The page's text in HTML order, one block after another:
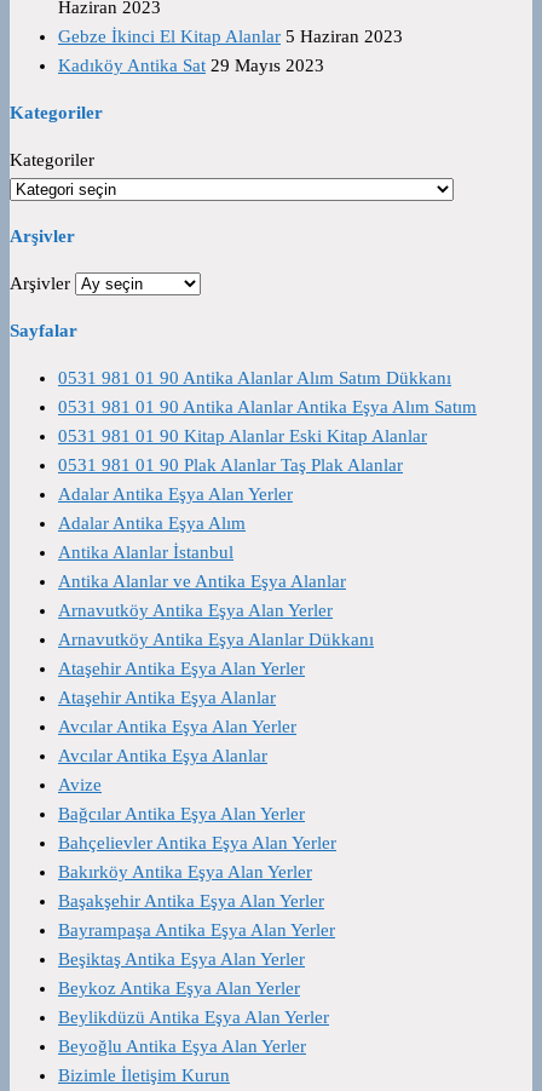
Haziran 2023
Gebze İkinci El Kitap Alanlar 5 Haziran 2023
Kadıköy Antika Sat 29 Mayıs 2023
Kategoriler
Kategoriler
Arşivler
Arşivler
Sayfalar
0531 981 01 90 Antika Alanlar Alım Satım Dükkanı
0531 981 01 90 Antika Alanlar Antika Eşya Alım Satım
0531 981 01 90 Kitap Alanlar Eski Kitap Alanlar
0531 981 01 90 Plak Alanlar Taş Plak Alanlar
Adalar Antika Eşya Alan Yerler
Adalar Antika Eşya Alım
Antika Alanlar İstanbul
Antika Alanlar ve Antika Eşya Alanlar
Arnavutköy Antika Eşya Alan Yerler
Arnavutköy Antika Eşya Alanlar Dükkanı
Ataşehir Antika Eşya Alan Yerler
Ataşehir Antika Eşya Alanlar
Avcılar Antika Eşya Alan Yerler
Avcılar Antika Eşya Alanlar
Avize
Bağcılar Antika Eşya Alan Yerler
Bahçelievler Antika Eşya Alan Yerler
Bakırköy Antika Eşya Alan Yerler
Başakşehir Antika Eşya Alan Yerler
Bayrampaşa Antika Eşya Alan Yerler
Beşiktaş Antika Eşya Alan Yerler
Beykoz Antika Eşya Alan Yerler
Beylikdüzü Antika Eşya Alan Yerler
Beyoğlu Antika Eşya Alan Yerler
Bizimle İletişim Kurun